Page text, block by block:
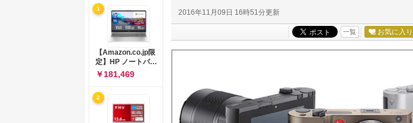
2016年11月09日 16時51分更新
一覧 お気に入り
1
【Amazon.co.jp限
定】HP ノートパソ
コン 15-fd 15.6イン
チ インテル Core 5
120U メモリ16GB
SSD512GB
Windows 11
Microsoft Office
￥181,469
2